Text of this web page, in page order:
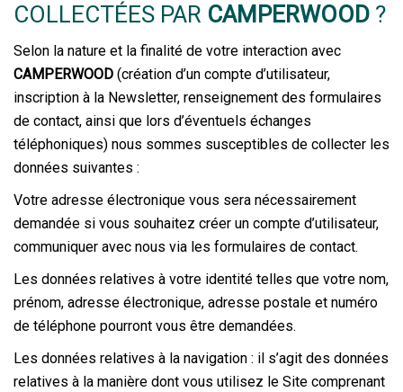
COLLECTÉES PAR CAMPERWOOD ?
Selon la nature et la finalité de votre interaction avec
CAMPERWOOD (création d’un compte d’utilisateur,
inscription à la Newsletter, renseignement des formulaires
de contact, ainsi que lors d’éventuels échanges
téléphoniques) nous sommes susceptibles de collecter les
données suivantes :
Votre adresse électronique vous sera nécessairement
demandée si vous souhaitez créer un compte d’utilisateur,
communiquer avec nous via les formulaires de contact.
Les données relatives à votre identité telles que votre nom,
prénom, adresse électronique, adresse postale et numéro
de téléphone pourront vous être demandées.
Les données relatives à la navigation : il s’agit des données
relatives à la manière dont vous utilisez le Site comprenant